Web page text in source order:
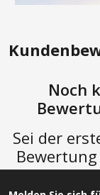
Noch
Sei der